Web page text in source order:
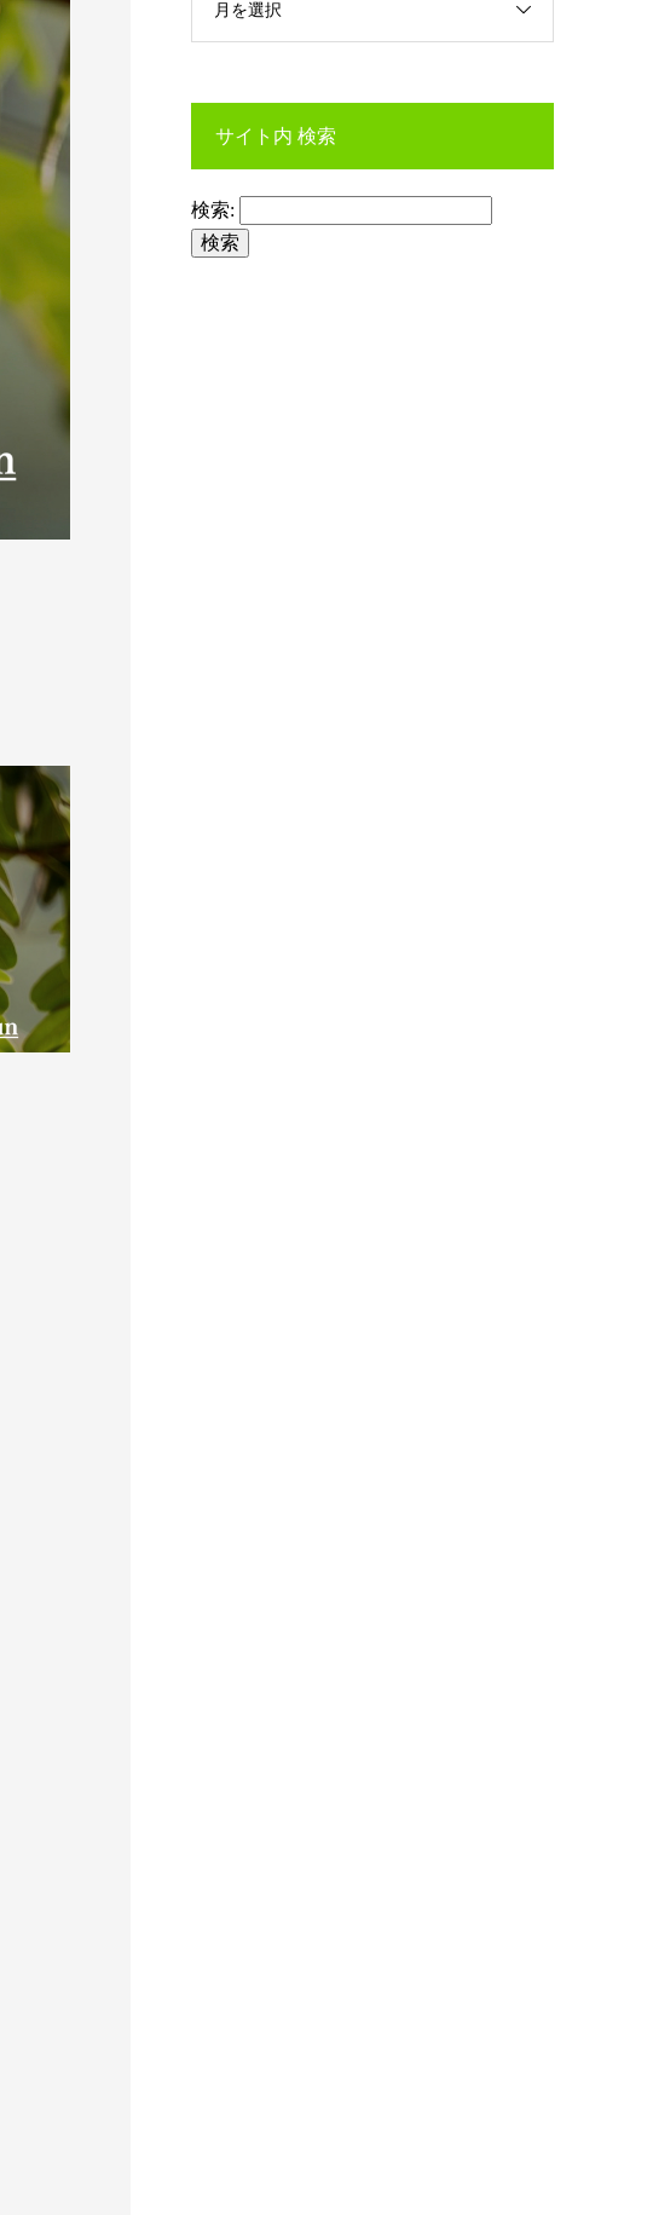
月を選択
サイト内 検索
検索: